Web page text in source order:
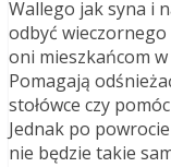
Wallego jak syna i
odbyć
oni mieszkańcom
Pomagają
stołówce czy
Jednak po
nie będzie takie